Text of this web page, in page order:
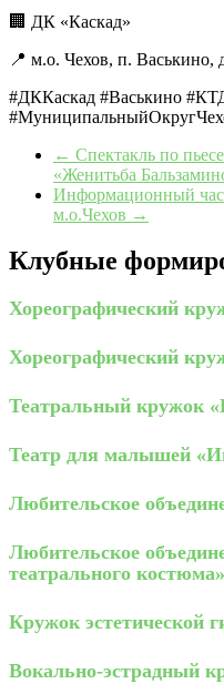
🏢 ДК «Каскад»
📍 м.о. Чехов, п. Васькино,
#ДККаскад #Васькино
← Спектакль по
«Женитьба
Информационный
м.о.Чехов →
Клубные
Хореографический
Хореографический
Театральный кружок
Театр для малышей
Любительское
Любительское
театрального костюма»
Кружок эстетической
Вокально-эстрадный